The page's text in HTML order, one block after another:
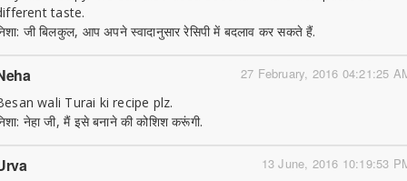
taste.
जी बिलकुल, आप अपने स्वादानुसार रेसिपी में बदलाव कर सकते हैं.
27 February, 2016 04:21:25
wali Turai ki recipe plz.
नेहा जी, मैं इसे बनाने की कोशिश करूंगी.
13 June, 2016 10:19:53